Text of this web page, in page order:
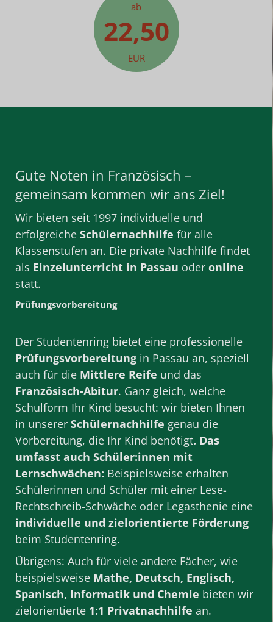
ab
22,50
EUR
Gute Noten in Französisch –
gemeinsam kommen wir ans Ziel!
Wir bieten seit 1997 individuelle und
erfolgreiche Schülernachhilfe für alle
Klassenstufen an. Die private Nachhilfe findet
als Einzelunterricht in Passau oder online
statt.
Prüfungsvorbereitung
Der Studentenring bietet eine professionelle
Prüfungsvorbereitung in Passau an, speziell
auch für die Mittlere Reife und das
Französisch-Abitur. Ganz gleich, welche
Schulform Ihr Kind besucht: wir bieten Ihnen
in unserer Schülernachhilfe genau die
Vorbereitung, die Ihr Kind benötigt. Das
umfasst auch Schüler:innen mit
Lernschwächen: Beispielsweise erhalten
Schülerinnen und Schüler mit einer Lese-
Rechtschreib-Schwäche oder Legasthenie eine
individuelle und zielorientierte Förderung
beim Studentenring.
Übrigens: Auch für viele andere Fächer, wie
beispielsweise Mathe, Deutsch, Englisch,
Spanisch, Informatik und Chemie bieten wir
zielorientierte 1:1 Privatnachhilfe an.